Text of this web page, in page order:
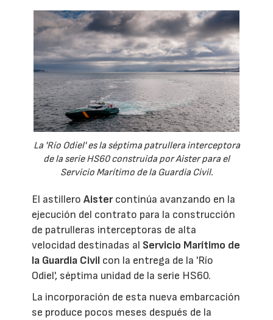
La 'Río Odiel' es la séptima patrullera interceptora
de la serie HS60 construida por Aister para el
Servicio Marítimo de la Guardia Civil.
El astilleroAistercontinúa avanzando en la
ejecución del contrato para la construcción
de patrulleras interceptoras de alta
velocidad destinadas al Servicio Marítimo de
la Guardia Civil con la entrega de la 'Río
Odiel', séptima unidad de la serie HS60.
La incorporación de esta nueva embarcación
se produce pocos meses después de la